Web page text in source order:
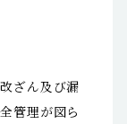
ざん及び漏
管理が図ら